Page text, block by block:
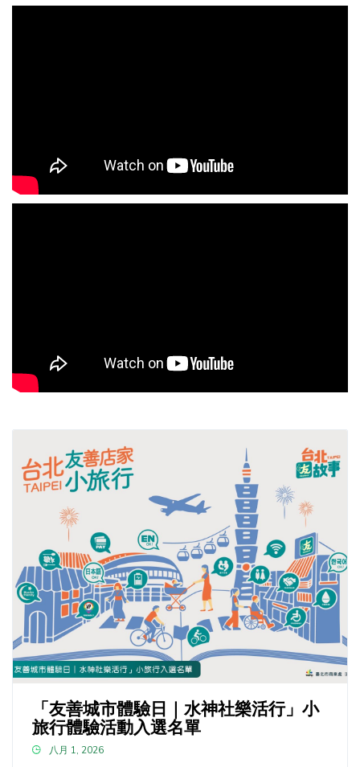
「友善城市體驗日｜水神社樂活行」小
旅行體驗活動入選名單
八月 1, 2026